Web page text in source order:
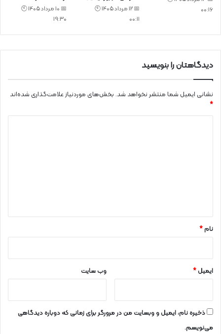
00:16
📅 12 مرداد 1405 🕙
00:11
📅 10 مرداد 1405 🕙
19:30
دیدگاهتان را بنویسید
نشانی ایمیل شما منتشر نخواهد شد. بخش‌های موردنیاز علامت‌گذاری شده‌اند
*
نام*
ایمیل* وب‌ سایت
ذخیره نام، ایمیل و وبسایت من در مرورگر برای زمانی که دوباره دیدگاهی
می‌نویسم.